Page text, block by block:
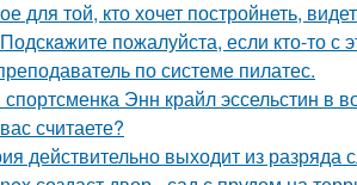
для той, кто хочет постройнеть,
пожалуйста, если кто-то с
по системе пилатес.
Энн крайл эссельстин в
считаете?
действительно выходит из разряда